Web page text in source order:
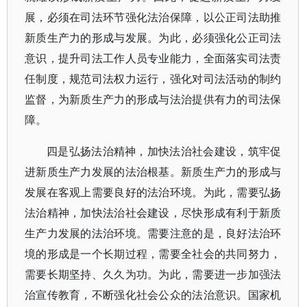
展，必须在司法环节强化法治保障，以公正司法助推
新质生产力的形成与发展。为此，必须强化公正司法
意识，提升司法工作人员专业能力，全面落实司法责
任制度，规范司法权力运行，强化对司法活动的制约
监督，为新质生产力的形成与法治提供有力的司法保
障。
四是弘扬法治精神，加快法治社会建设，筑牢促
进新质生产力发展的法治根基。新质生产力的形成与
发展在客观上需要良好的法治环境。为此，需要弘扬
法治精神，加快法治社会建设，尽快形成有利于新质
生产力发展的法治环境。需要注意的是，良好法治环
境的形成是一个长期过程，需要全社会的共同努力，
需要长期坚持、久久为功。为此，需要进一步加强法
治宣传教育，不断强化社会公众的法治意识。国家机